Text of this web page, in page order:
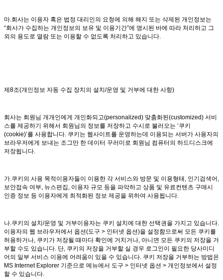
마.회사는 이용자 혹은 법정 대리인의 요청에 의해 해지 또는 삭제된 개인정보는
“회사가 수집하는 개인정보의 보유 및 이용기간”에 명시된 바에 따라 처리하고 그
외의 용도로 열람 또는 이용할 수 없도록 처리하고 있습니다.
제8조(개인정보 자동 수집 장치의 설치/운영 및 거부에 대한 사항)
회사는 회원님 개개인에게 개인화되고(personalized) 맞춤화된(customized) 서비
스를 제공하기 위해서 회원님의 정보를 저장하고 수시로 불러오는 ‘쿠키
(cookie)’를 사용합니다. 쿠키는 웹사이트를 운영하는데 이용되는 서버가 사용자의
브라우저에게 보내는 조그만 한 데이터 꾸러미로 회원님 컴퓨터의 하드디스크에
저장됩니다.
가.쿠키의 사용 목적이용자들이 이용한 각 서비스와 방문 및 이용형태, 인기검색어,
보안접속 여부, 뉴스편집, 이용자 규모 등을 파악하고 상품 및 유료컨텐츠 구매시
인증 정보 등 이용자에게 최적화된 정보 제공을 위하여 사용됩니다.
나.쿠키의 설치/운영 및 거부이용자는 쿠키 설치에 대한 선택권을 가지고 있습니다.
이용자의 웹 브라우저에서 옵션(도구 > 인터넷 옵션)을 설정함으로써 모든 쿠키를
허용하거나, 쿠키가 저장될 때마다 확인에 거치거나, 아니면 모든 쿠키의 저장을 거
부할 수도 있습니다. 단, 쿠키의 저장을 거부할 실 경우 로그인이 필요한 당사미디
어의 일부 서비스 이용에 어려움이 있을 수 있습니다. 쿠키 저장을 거부하는 방법은
MS Internet Explorer 기준으로 메뉴에서 도구 > 인터넷 옵션 > 개인정보에서 설정
할 수 있습니다.